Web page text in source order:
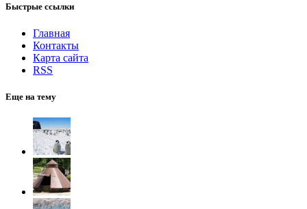
Быстрые ссылки
Главная
Контакты
Карта сайта
RSS
Еще на тему